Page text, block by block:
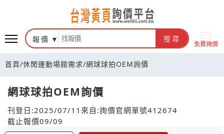
報價 搜尋
免費詢價
首頁/休閒運動場館需求/網球球拍OEM詢價
網球球拍OEM詢價
刊登日:2025/07/11 來自:詢價官網單號412674
截止報價09/09